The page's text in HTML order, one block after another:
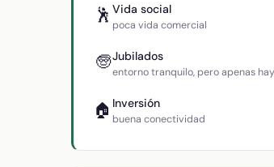
🕺 Vida social
poca vida comercial
🧓Jubilados
entorno tranquilo, pero apenas
🏠 Inversión
buena conectividad